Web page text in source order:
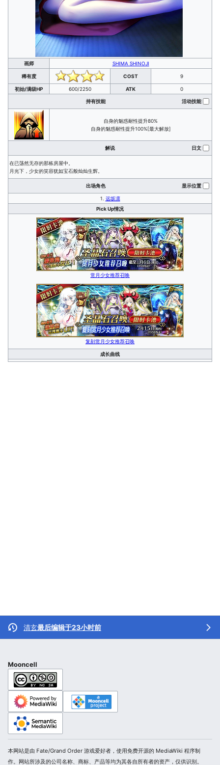
画师 SHIMA SHINOJI
稀有度 COST 9
初始/满级HP 600/2250 ATK 0
持有技能 活动技能
自身的魅惑耐性提升80%
自身的魅惑耐性提升100%[最大解放]
解说 日文
在已荡然无存的那栋房屋中。
月光下，少女的笑容犹如宝石般灿灿生辉。
出场角色 显示位置
1. 远坂凛
Pick Up情况
赏月少女推荐召唤
复刻赏月少女推荐召唤
成长曲线
清玄最后编辑于23小时前
Mooncell
本网站是由 Fate/Grand Order 游戏爱好者，使用免费开源的 MediaWiki 程序制
作。网站所涉及的公司名称、商标、产品等均为其各自所有者的资产，仅供识别。